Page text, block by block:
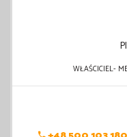
WŁAŚCICIEL-